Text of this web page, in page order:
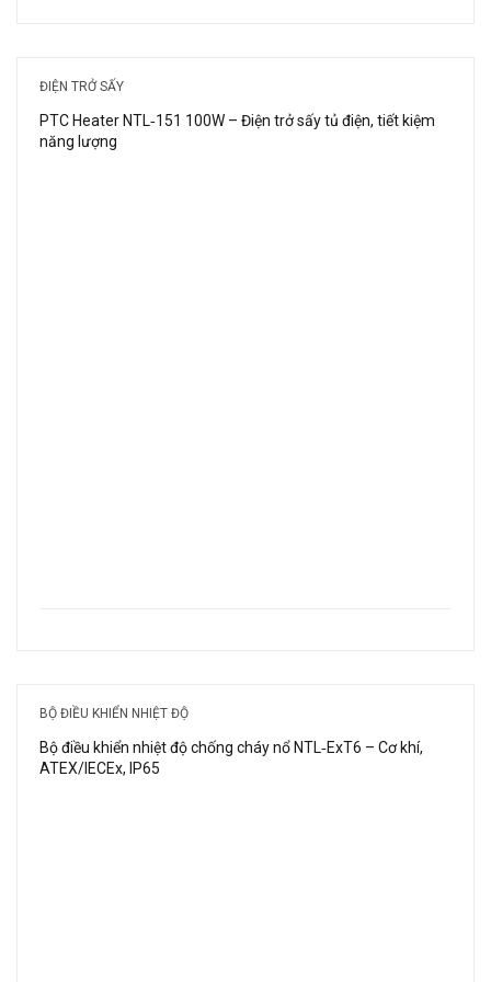
ĐIỆN TRỞ SẤY
PTC Heater NTL‑151 100W – Điện trở sấy tủ điện, tiết kiệm
năng lượng
BỘ ĐIỀU KHIỂN NHIỆT ĐỘ
Bộ điều khiển nhiệt độ chống cháy nổ NTL‑ExT6 – Cơ khí,
ATEX/IECEx, IP65